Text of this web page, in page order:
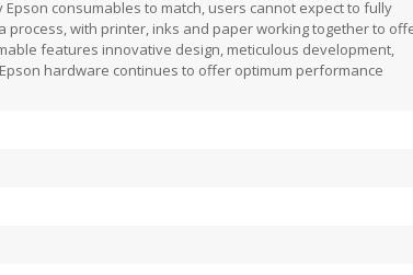
consumables to match, users cannot expect to fully
with printer, inks and paper working together to
features innovative design, meticulous development,
hardware continues to offer optimum performance